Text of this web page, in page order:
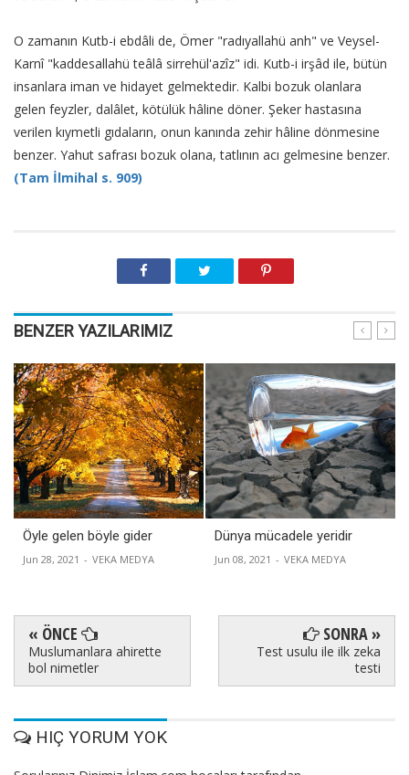
O zamanın Kutb-i ebdâli de, Ömer "radıyallahü anh" ve Veysel-
Karnî "kaddesallahü teâlâ sirrehül'azîz" idi. Kutb-i irşâd ile, bütün
insanlara iman ve hidayet gelmektedir. Kalbi bozuk olanlara
gelen feyzler, dalâlet, kötülük hâline döner. Şeker hastasına
verilen kıymetli gıdaların, onun kanında zehir hâline dönmesine
benzer. Yahut safrası bozuk olana, tatlının acı gelmesine benzer.
(Tam İlmihal s. 909)
BENZER YAZILARIMIZ
Öyle gelen böyle gider
Jun 28, 2021 - VEKA MEDYA
Dünya mücadele yeridir
Jun 08, 2021 - VEKA MEDYA
« ÖNCE
Muslumanlara ahirette
bol nimetler
SONRA »
Test usulu ile ilk zeka
testi
HIÇ YORUM YOK